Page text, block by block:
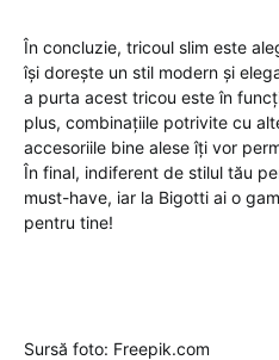
În concluzie, tricoul slim este
își dorește un stil modern și
a purta acest tricou este în
plus, combinațiile potrivite cu
accesoriile bine alese îți vor
În final, indiferent de stilul tău
must-have, iar la Bigotti ai o
pentru tine!
Sursă foto: Freepik.com